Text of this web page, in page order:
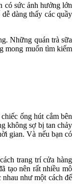
có sức ảnh hưởng lớn
dàng thấy các quầy
Những quán trà sữa
mong muốn tìm kiếm
ống hút cắm bên
không sợ bị tan chảy
gian. Và nếu bạn có
trang trí cửa hàng
tạo nên rất nhiều mô
như một cách để